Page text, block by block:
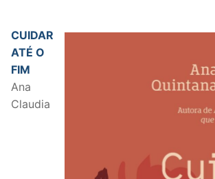
CUIDAR
ATÉ O
FIM
Ana
Claudia